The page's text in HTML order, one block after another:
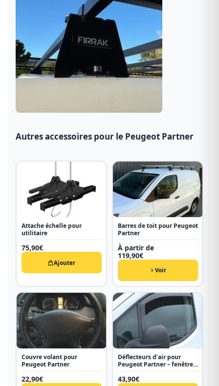
Autres accessoires pour le Peugeot Partner
Attache échelle pour
utilitaire
75,90€
Ajouter
Barres de toit pour Peugeot
Partner
À partir de
119,90€
Voir
Couvre volant pour
Peugeot Partner
22,90€
Déflecteurs d’air pour
Peugeot Partner – fenêtres
avant
43,90€